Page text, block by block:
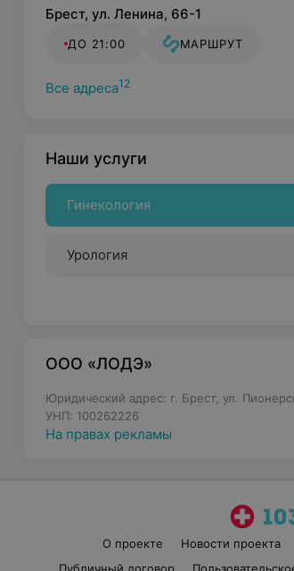
Брест, ул. Ленина, 66-1
ДО 21:00 МАРШРУТ
Все адреса12
Наши услуги
Гинекология
Урология
ООО «ЛОДЭ»
Юридический адрес: г. Брест, ул.
УНП: 100262226
На правах рекламы
О проекте Новости проекта